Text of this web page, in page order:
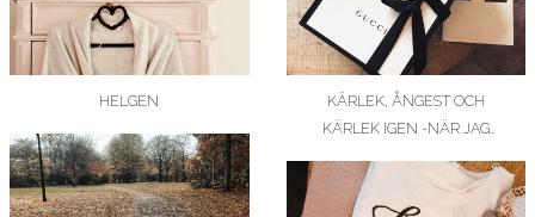
HELGEN
KÄRLEK, ÅNGEST OCH
KÄRLEK IGEN -NÄR JAG